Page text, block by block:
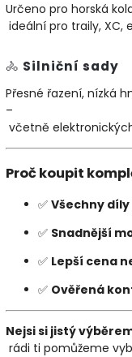
Určeno pro horská
ideální pro traily, XC,
🚴 Silniční sady
Přesné řazení, nízká
–
včetně
Pročkoupit
✅ Všechny díly
✅ Snadnější
✅ Lepší cena
✅ Ověřená
Nejsisi jistý
rádi ti pomůžeme